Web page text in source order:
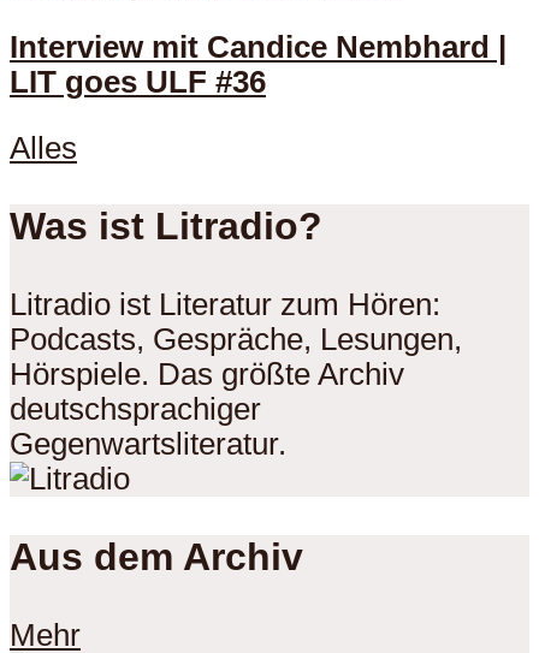
Interview mit Candice Nembhard |
LIT goes ULF #36
Alles
Was ist Litradio?
Litradio ist Literatur zum Hören:
Podcasts, Gespräche, Lesungen,
Hörspiele. Das größte Archiv
deutschsprachiger
Gegenwartsliteratur.
Aus dem Archiv
Mehr